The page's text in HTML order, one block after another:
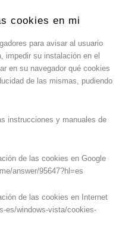
cookies en mi
para avisar al usuario
impedir su instalación en el
en su navegador qué cookies
de las mismas, pudiendo
instrucciones y manuales de
de las cookies en Google
answer/95647?hl=es
de las cookies en Internet
es/windows-vista/cookies-